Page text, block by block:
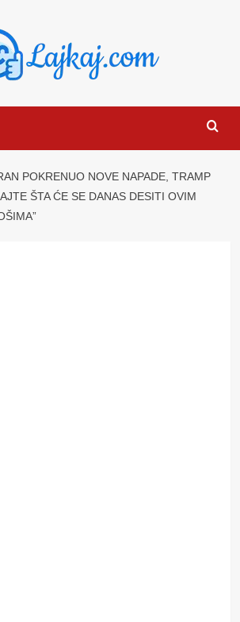
POKRENUO NOVE NAPADE, TRAMP
ŠTA ĆE SE DANAS DESITI OVIM